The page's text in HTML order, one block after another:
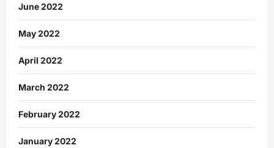
June 2022
May 2022
April 2022
March 2022
February 2022
January 2022